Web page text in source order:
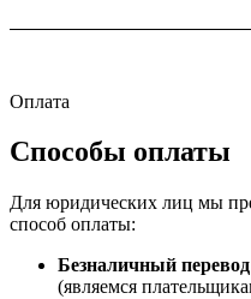
Оплата
Способы оплаты
Для юридических лиц мы
способ оплаты:
Безналичный
(являемся